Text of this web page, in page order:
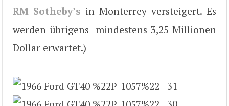
RM Sotheby’s in Monterrey versteigert. Es
werden übrigens mindestens 3,25 Millionen
Dollar erwartet.)